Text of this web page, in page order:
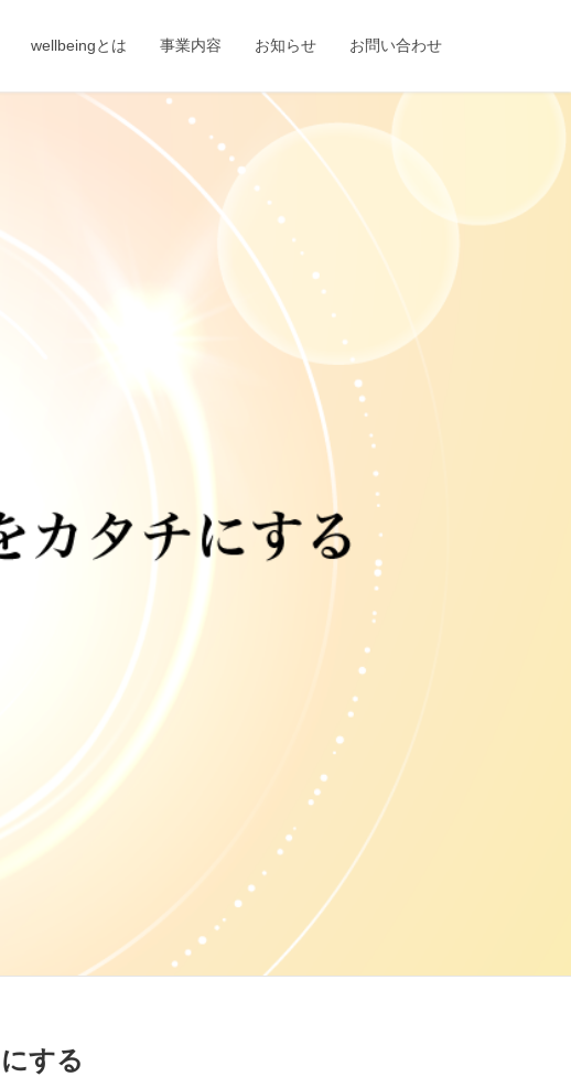
wellbeingとは 事業内容 お知らせ お問い合わせ
する